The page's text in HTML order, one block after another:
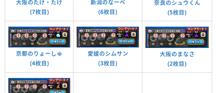
大阪のたけ・たけ
(7枚目)
新潟のなーべ
(6枚目)
奈良のシュウくん
(5枚目)
京都のりょーしゅ
(4枚目)
愛媛のシムサン
(3枚目)
大阪のまなさ
(2枚目)